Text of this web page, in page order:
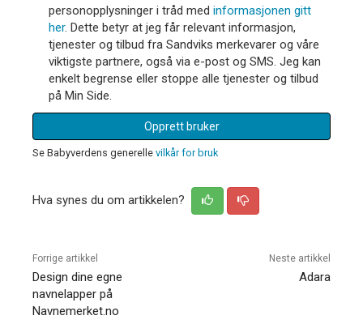
personopplysninger i tråd med informasjonen gitt
her. Dette betyr at jeg får relevant informasjon,
tjenester og tilbud fra Sandviks merkevarer og våre
viktigste partnere, også via e-post og SMS. Jeg kan
enkelt begrense eller stoppe alle tjenester og tilbud
på Min Side.
Opprett bruker
Se Babyverdens generelle vilkår for bruk
Hva synes du om artikkelen?
Forrige artikkel
Design dine egne
navnelapper på
Navnemerket.no
Neste artikkel
Adara